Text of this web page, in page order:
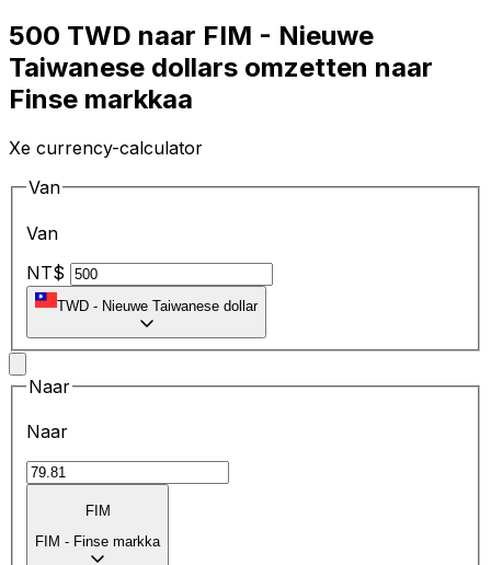
500 TWD naar FIM - Nieuwe
Taiwanese dollars omzetten naar
Finse markkaa
Xe currency-calculator
Van
Van
NT$
TWD - Nieuwe Taiwanese dollar
Naar
Naar
FIM
FIM - Finse markka